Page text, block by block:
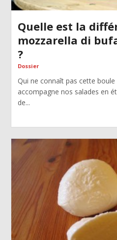
Quelle est la
mozzarella di
?
Dossier
Qui ne connaît pas cette
accompagne nos salades en
de...